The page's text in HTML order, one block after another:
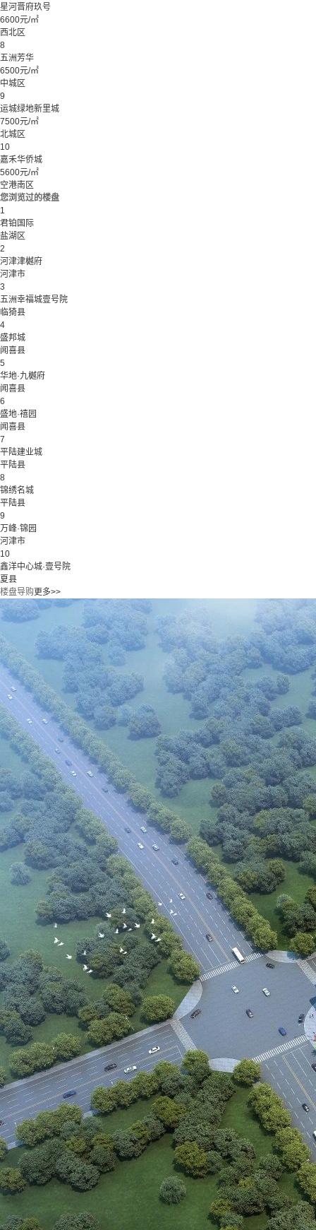
星河晋府玖号
6600元/㎡
西北区
8
五洲芳华
6500元/㎡
中城区
9
运城绿地新里城
7500元/㎡
北城区
10
嘉禾华侨城
5600元/㎡
空港南区
您浏览过的楼盘
1
君铂国际
盐湖区
2
河津津樾府
河津市
3
五洲幸福城壹号院
临猗县
4
盛邦城
闻喜县
5
华地·九樾府
闻喜县
6
盛地·禧园
闻喜县
7
平陆建业城
平陆县
8
锦绣名城
平陆县
9
万峰·锦园
河津市
10
鑫洋中心城·壹号院
夏县
楼盘导购更多>>